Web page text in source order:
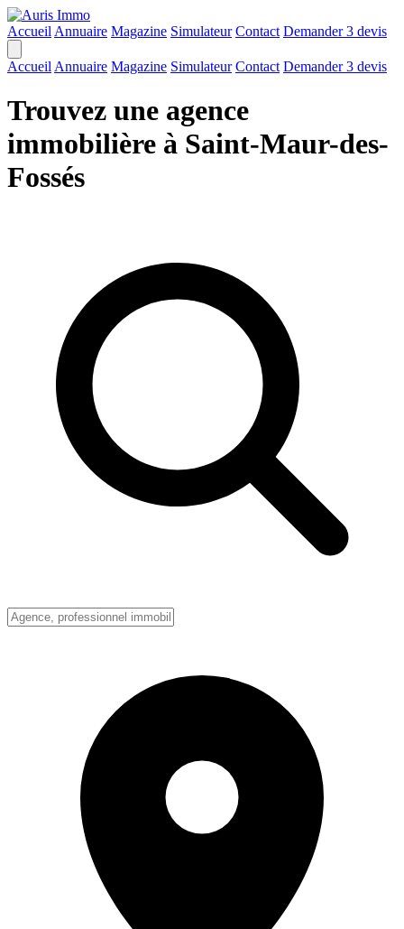
Accueil Annuaire Magazine Simulateur Contact Demander 3 devis
Accueil Annuaire Magazine Simulateur Contact Demander 3 devis
Trouvez une agence
immobilière à Saint-Maur-des-
Fossés